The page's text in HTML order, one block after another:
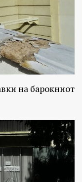
на барокниот